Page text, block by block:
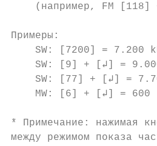
(например, FM [118]
Примеры:
SW: [7200] = 7.200
SW: [9] + [↲] =
SW: [77] + [↲] =
MW: [6] + [↲] = 600
* Примечание: нажимая
между режимом показа